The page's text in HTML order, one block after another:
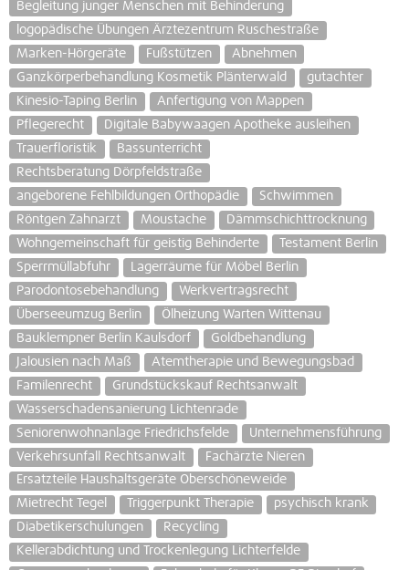
Begleitung junger Menschen mit Behinderung
logopädische Übungen Ärztezentrum Ruschestraße
Marken-Hörgeräte
Fußstützen
Abnehmen
Ganzkörperbehandlung Kosmetik Plänterwald
gutachter
Kinesio-Taping Berlin
Anfertigung von Mappen
Pflegerecht
Digitale Babywaagen Apotheke ausleihen
Trauerfloristik
Bassunterricht
Rechtsberatung Dörpfeldstraße
angeborene Fehlbildungen Orthopädie
Schwimmen
Röntgen Zahnarzt
Moustache
Dämmschichttrocknung
Wohngemeinschaft für geistig Behinderte
Testament Berlin
Sperrmüllabfuhr
Lagerräume für Möbel Berlin
Parodontosebehandlung
Werkvertragsrecht
Überseeumzug Berlin
Ölheizung Warten Wittenau
Bauklempner Berlin Kaulsdorf
Goldbehandlung
Jalousien nach Maß
Atemtherapie und Bewegungsbad
Familenrecht
Grundstückskauf Rechtsanwalt
Wasserschadensanierung Lichtenrade
Seniorenwohnanlage Friedrichsfelde
Unternehmensführung
Verkehrsunfall Rechtsanwalt
Fachärzte Nieren
Ersatzteile Haushaltsgeräte Oberschöneweide
Mietrecht Tegel
Triggerpunkt Therapie
psychisch krank
Diabetikerschulungen
Recycling
Kellerabdichtung und Trockenlegung Lichterfelde